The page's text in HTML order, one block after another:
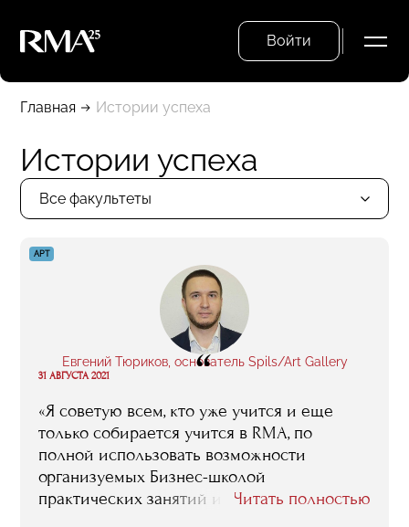
Войти
Главная Истории успеха
Истории успеха
Все факультеты
АРТ
Евгений Тюриков, основатель Spils/Art Gallery
“
31 АВГУСТА 2021
«Я советую всем, кто уже учится и еще
только собирается учится в RMA, по
полной использовать возможности
организуемых Бизнес-школой
практических занятий и стажировок. В
Читать полностью